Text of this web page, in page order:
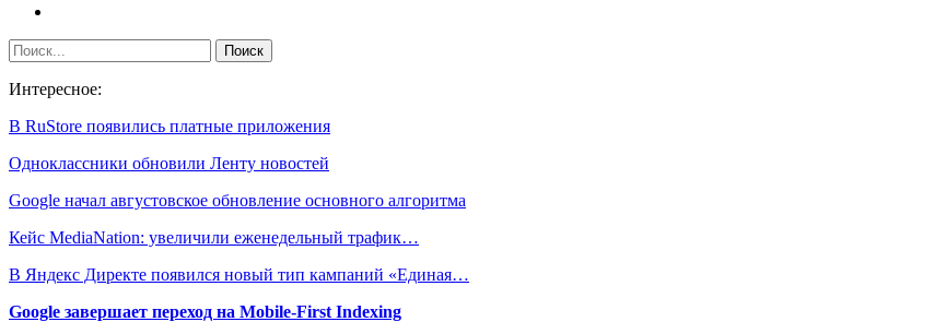
Интересное:
В RuStore появились платные приложения
Одноклассники обновили Ленту новостей
Google начал августовское обновление основного алгоритма
Кейс MediaNation: увеличили еженедельный трафик…
В Яндекс Директе появился новый тип кампаний «Единая…
Google завершает переход на Mobile-First Indexing